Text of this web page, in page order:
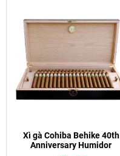
Xì gà Cohiba Behike 40th
Anniversary Humidor